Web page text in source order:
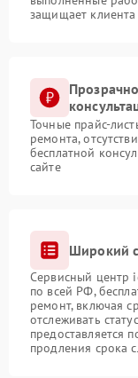
защищает
Точные прайс-
ремонта,
бесплатной
сайте
Широкий
Сервисный центр
по всей РФ,
ремонт, включая
отслеживать
предоставляется
продления срока